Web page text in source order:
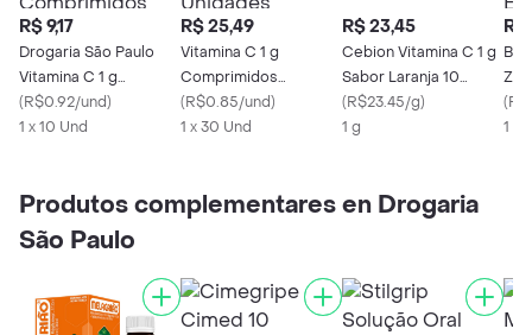
R$ 9,17
Drogaria São Paulo
Vitamina C 1 g
Comprimido
Efervescente Frasco
(R$0.92/und)
1 x 10 Und
R$ 25,49
Vitamina C 1 g
Comprimidos
Efervescentes
Drogaria São Paulo -
(R$0.85/und)
1 x 30 Und
R$ 23,45
Cebion Vitamina C 1 g
Sabor Laranja 10
Comprimidos
Efervescentes
(R$23.45/g)
1 g
R$
(
1 X
Produtos complementares en Drogaria
São Paulo